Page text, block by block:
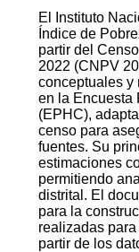
El Instituto
Índice de
partir del
2022 (CNPV
conceptuales y
en la Encuesta
(EPHC),
censo para
fuentes. Su
estimaciones
permitiendo
distrital. El
para la
realizadas
partir de los